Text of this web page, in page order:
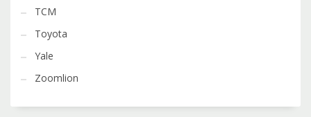
TCM
Toyota
Yale
Zoomlion